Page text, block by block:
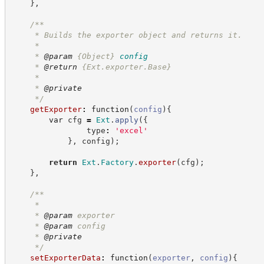
} ,
/**
* Builds the exporter object and returns it.
*
* @param {Object}
config
* @return
{Ext.exporter.Base}
*
* @private
*/
getExporter: function ( config ) {
var cfg = Ext . apply ( {
type : ' excel '
} , config ) ;
return Ext . Factory. exporter( cfg ) ;
} ,
/**
*
* @param exporter
* @param config
* @private
*/
setExporterData : function (exporter, config ) {